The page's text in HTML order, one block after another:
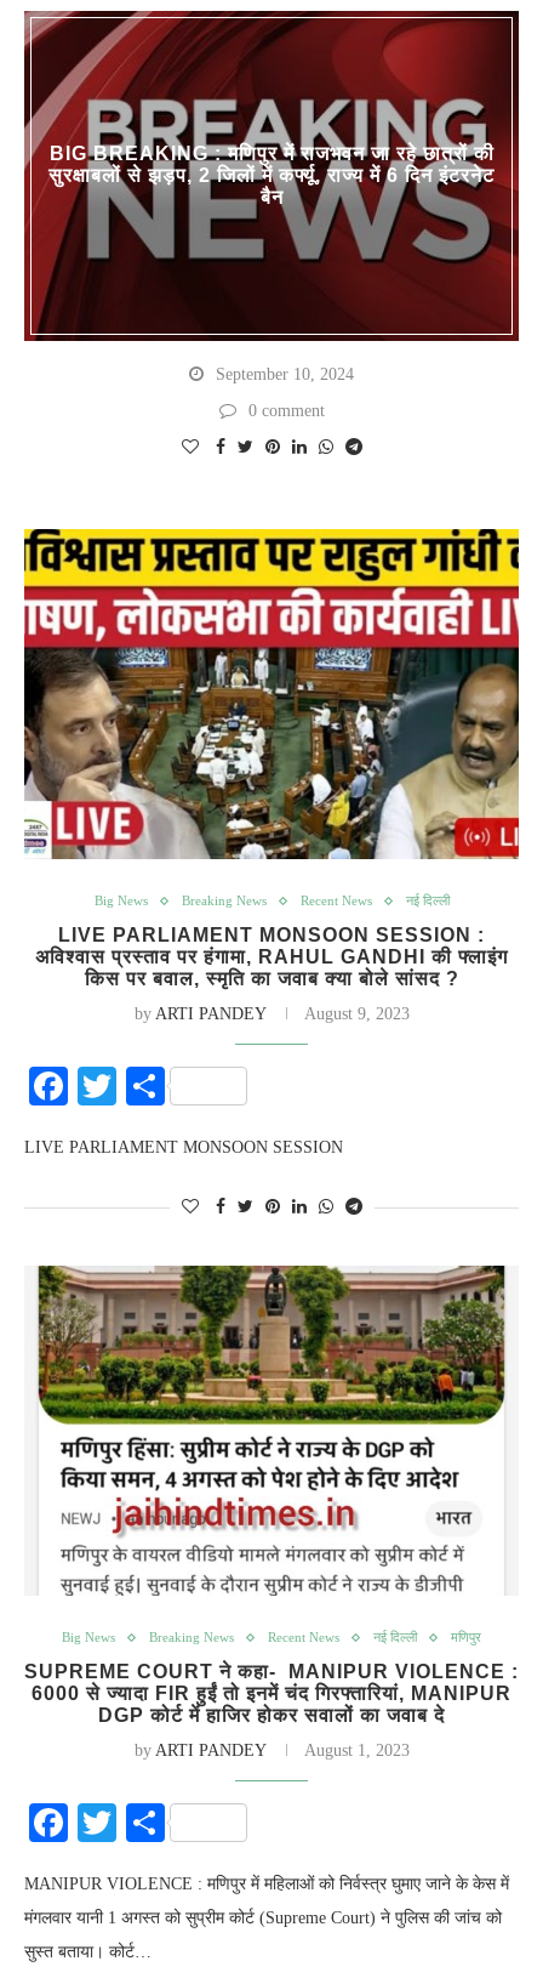
BIG BREAKING : मणिपुर में राजभवन जा रहे छात्रों की
सुरक्षाबलों से झड़प, 2 जिलों में कर्फ्यू, राज्य में 6 दिन इंटरनेट
बैन
September 10, 2024
0 comment
Big News Breaking News Recent News नई दिल्ली
LIVE PARLIAMENT MONSOON SESSION :
अविश्वास प्रस्ताव पर हंगामा, RAHUL GANDHI की फ्लाइंग
किस पर बवाल, स्मृति का जवाब क्या बोले सांसद ?
by ARTI PANDEY August 9, 2023
Facebook
Twitter
Share
LIVE PARLIAMENT MONSOON SESSION
Big News Breaking News Recent News नई दिल्ली मणिपुर
SUPREME COURT ने कहा- MANIPUR VIOLENCE :
6000 से ज्यादा FIR हुईं तो इनमें चंद गिरफ्तारियां, MANIPUR
DGP कोर्ट में हाजिर होकर सवालों का जवाब दे
by ARTI PANDEY August 1, 2023
Facebook
Twitter
Share
MANIPUR VIOLENCE : मणिपुर में महिलाओं को निर्वस्त्र घुमाए जाने के केस में
मंगलवार यानी 1 अगस्त को सुप्रीम कोर्ट (Supreme Court) ने पुलिस की जांच को
सुस्त बताया। कोर्ट…